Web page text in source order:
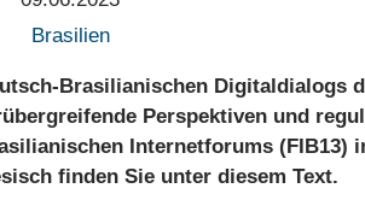
Brasilien
Brasilianischen Digitaldialogs
Perspektiven und
Internetforums (FIB13)
finden Sie unter diesem Text.